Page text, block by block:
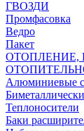
ГВОЗДИ
Промфасовка
Ведро
Пакет
ОТОПЛЕНИЕ,
Алюминиевые
Теплоносители
Баки